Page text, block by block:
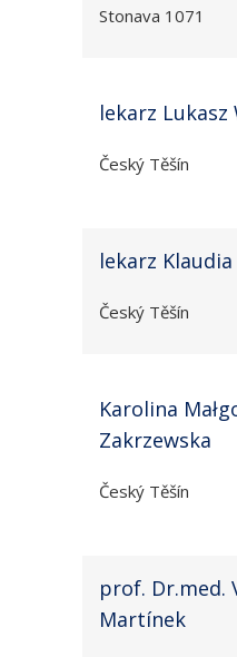
Stonava 1071
lekarz Lukasz
Český Těšín
lekarz
Český Těšín
Karolina
Zakrzewska
Český Těšín
prof. Dr.med.
Martínek